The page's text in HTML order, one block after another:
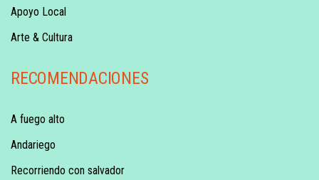
Apoyo Local
Arte & Cultura
RECOMENDACIONES
A fuego alto
Andariego
Recorriendo con salvador